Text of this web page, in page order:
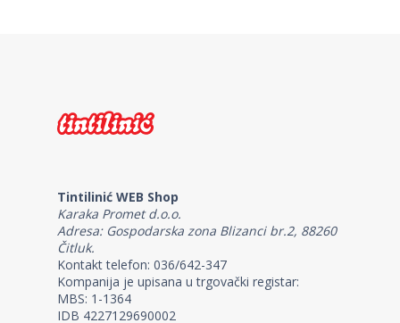
Tintilinić WEB Shop
Karaka Promet d.o.o.
Adresa: Gospodarska zona Blizanci br.2, 88260
Čitluk.
Kontakt telefon: 036/642-347
Kompanija je upisana u trgovački registar:
MBS: 1-1364
IDB 4227129690002